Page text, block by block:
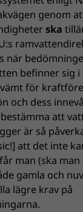
genom
ska
när
befinner sig i
för
och dess
att
är så
att det inte
man (ska
gamla och
lägre krav på